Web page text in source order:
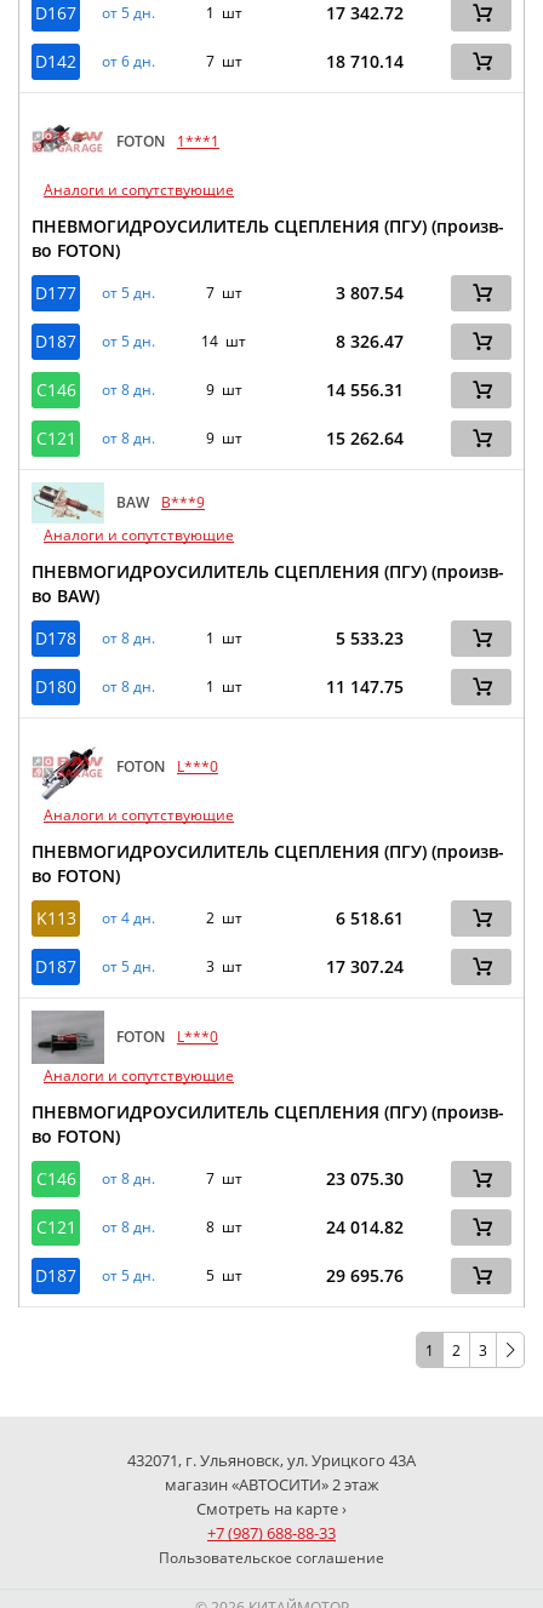
D167 от 5 дн. 1 шт 17 342.72
D142 от 6 дн. 7 шт 18 710.14
FOTON 1***1
Аналоги и сопутствующие
ПНЕВМОГИДРОУСИЛИТЕЛЬ СЦЕПЛЕНИЯ (ПГУ) (произв-
во FOTON)
D177
от 5 дн. 7 шт 3 807.54
D187 от 5 дн. 14 шт 8 326.47
C146 от 8 дн. 9 шт 14 556.31
C121 от 8 дн. 9 шт 15 262.64
BAW
B***9
Аналоги и сопутствующие
ПНЕВМОГИДРОУСИЛИТЕЛЬ СЦЕПЛЕНИЯ (ПГУ) (произв-
во BAW)
D178
от 8 дн. 1 шт 5 533.23
D180 от 8 дн. 1 шт 11 147.75
FOTON L***0
Аналоги и сопутствующие
ПНЕВМОГИДРОУСИЛИТЕЛЬ СЦЕПЛЕНИЯ (ПГУ) (произв-
во FOTON)
K113
от 4 дн. 2 шт 6 518.61
D187 от 5 дн. 3 шт 17 307.24
FOTON
L***0
Аналоги и сопутствующие
ПНЕВМОГИДРОУСИЛИТЕЛЬ СЦЕПЛЕНИЯ (ПГУ) (произв-
во FOTON)
C146
от 8 дн. 7 шт 23 075.30
C121 от 8 дн. 8 шт 24 014.82
D187 от 5 дн. 5 шт 29 695.76
1 2 3
432071, г. Ульяновск, ул. Урицкого 43А
магазин «АВТОСИТИ» 2 этаж
Смотреть на карте ›
+7 (987) 688-88-33
Пользовательское соглашение